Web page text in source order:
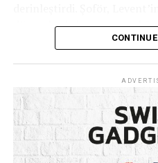
dönemlerde kumar
kullanarak ünlü sanatçıya 1
şüphelenmesine rağmen
çıkaramadığını belirten
yazışmalarını delil olarak
Haluk Levent: „Kötü Bir
Parasına Dokunmadım“